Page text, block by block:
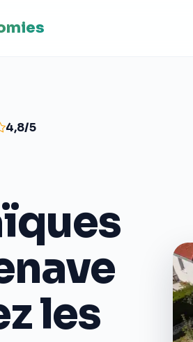
4,8/5
les